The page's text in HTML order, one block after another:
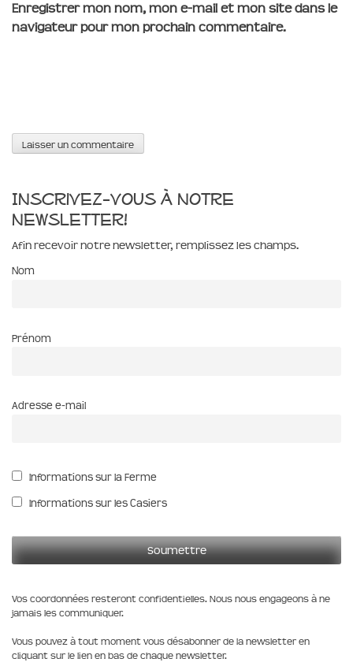
Enregistrer mon nom, mon e-mail et mon site dans le
navigateur pour mon prochain commentaire.
Inscrivez-vous à notre
newsletter!
Afin recevoir notre newsletter, remplissez les champs.
Nom
Prénom
Adresse e-mail
Informations sur la Ferme
Informations sur les Casiers
Vos coordonnées resteront confidentielles. Nous nous engageons à ne
jamais les communiquer.
Vous pouvez à tout moment vous désabonner de la newsletter en
cliquant sur le lien en bas de chaque newsletter.